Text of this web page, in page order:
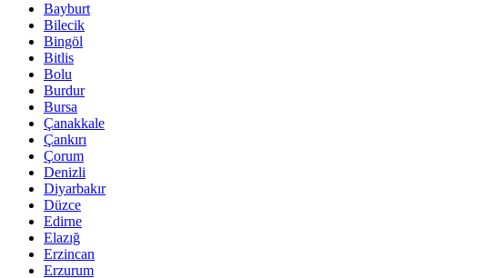
Bayburt
Bilecik
Bingöl
Bitlis
Bolu
Burdur
Bursa
Çanakkale
Çankırı
Çorum
Denizli
Diyarbakır
Düzce
Edirne
Elazığ
Erzincan
Erzurum